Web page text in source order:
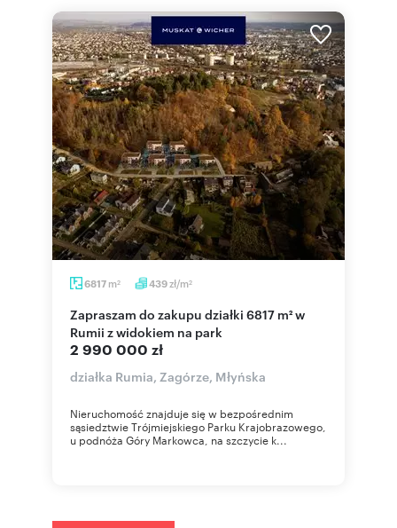
6817 m2 439zł/m2
Zapraszam do zakupu działki 6817 m² w
Rumii z widokiem na park
2 990 000 zł
działka Rumia, Zagórze, Młyńska
Nieruchomość znajduje się w bezpośrednim
sąsiedztwie Trójmiejskiego Parku Krajobrazowego,
u podnóża Góry Markowca, na szczycie k...